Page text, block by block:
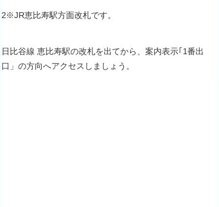
2※JR恵比寿駅方面改札です。
日比谷線 恵比寿駅の改札を出てから、案内表示｢1番出
口」の方向へアクセスしましょう。